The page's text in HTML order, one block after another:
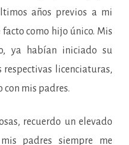
años previos a mi
como hijo único. Mis
ya habían iniciado su
licenciaturas,
con mis padres.
recuerdo un elevado
padres siempre me